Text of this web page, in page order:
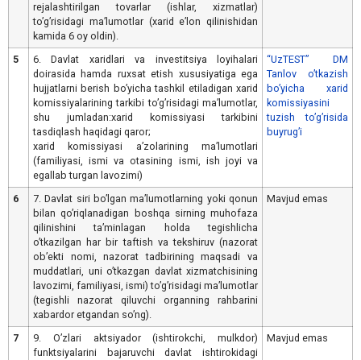
rejalashtirilgan tovarlar (ishlar, xizmatlar)
toʼgʼrisidagi maʼlumotlar (xarid eʼlon qilinishidan
kamida 6 oy oldin).
5
6. Davlat xaridlari va investitsiya loyihalari
doirasida hamda ruxsat etish xususiyatiga ega
hujjatlarni berish boʼyicha tashkil etiladigan xarid
komissiyalarining tarkibi toʼgʼrisidagi maʼlumotlar,
shu jumladan:xarid komissiyasi tarkibini
tasdiqlash haqidagi qaror;
xarid komissiyasi aʼzolarining maʼlumotlari
(familiyasi, ismi va otasining ismi, ish joyi va
egallab turgan lavozimi)
“UzTEST” DM
Tanlov oʼtkazish
boʼyicha xarid
komissiyasini
tuzish toʼgʼrisida
buyrugʼi
6
7. Davlat siri boʼlgan maʼlumotlarning yoki qonun
bilan qoʼriqlanadigan boshqa sirning muhofaza
qilinishini taʼminlagan holda tegishlicha
oʼtkazilgan har bir taftish va tekshiruv (nazorat
obʼekti nomi, nazorat tadbirining maqsadi va
muddatlari, uni oʼtkazgan davlat xizmatchisining
lavozimi, familiyasi, ismi) toʼgʼrisidagi maʼlumotlar
(tegishli nazorat qiluvchi organning rahbarini
xabardor etgandan soʼng).
Mavjud emas
7
9. Oʼzlari aktsiyador (ishtirokchi, mulkdor)
funktsiyalarini bajaruvchi davlat ishtirokidagi
Mavjud emas